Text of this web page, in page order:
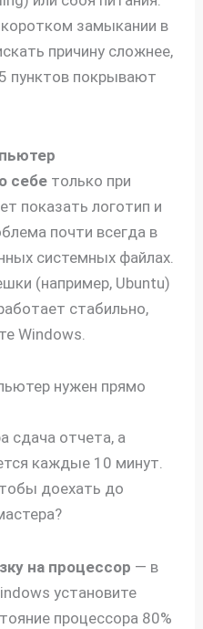
замыкании в
причину сложнее,
пунктов покрывают
себе только при
показать логотип и
почти всегда в
системных файлах.
(например, Ubuntu)
стабильно,
Windows.
нужен прямо
сдача отчета, а
каждые 10 минут.
доехать до
на процессор — в
установите
процессора 80%